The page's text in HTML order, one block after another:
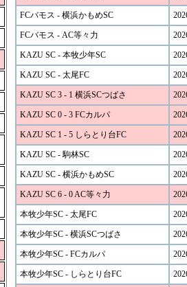
FCバモス - 横浜かもめSC
FCバモス - AC等々力
KAZU SC - 本牧少年SC
KAZU SC - 太尾FC
KAZU SC 3 - 1 横浜SCつばさ
KAZU SC 0 - 3 FCカルパ
KAZU SC 1 - 5 しらとり台FC
KAZU SC - 駒林SC
KAZU SC - 横浜かもめSC
KAZU SC 6 - 0 AC等々力
本牧少年SC - 太尾FC
本牧少年SC - 横浜SCつばさ
本牧少年SC - FCカルパ
本牧少年SC - しらとり台FC